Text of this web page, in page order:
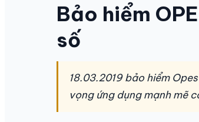
Bảo hiểm
số
18.03.2019 bảo hiểm
vọng ứng dụng mạnh mẽ